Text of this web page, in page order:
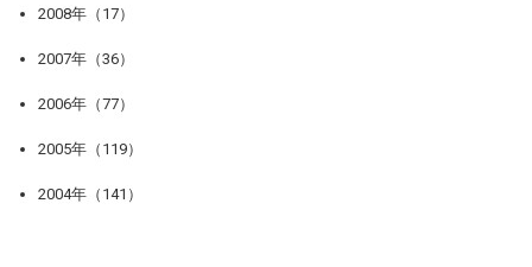
2008年（17）
2007年（36）
2006年（77）
2005年（119）
2004年（141）